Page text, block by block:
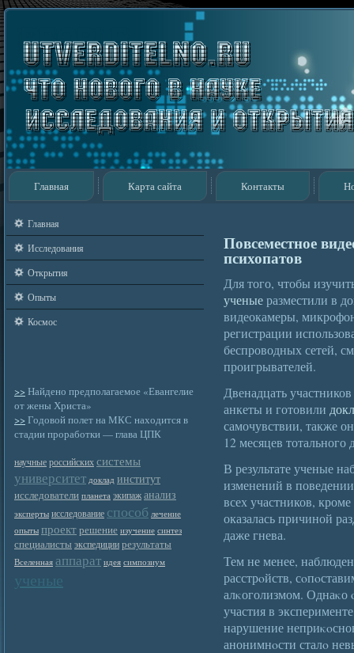
Главная Карта сайта Контакты
Главная
Исследования
Открытия
Опыты
Космос
>> Найдено предполагаемое «Евангелие
от жены Христа»
>> Годовой полет на МКС находится в
стадии проработки — глава ЦПК
научные российских системы
университет доклад институт
исследователи планета экипаж анализ
эксперты исследование способ лечение
опыты проектрешение изучение синтез
специалисты экспедиции результаты
Вселенная аппарат идея симпозиум
ученые
Повсеместное
психопатов
Для того, чтобы
ученыеразместили в
видеокамеры,
регистрации
беспроводных сетей,
проигрывателей.
Двенадцать
анкеты и готовили
самочувствии, также
12 месяцев
В результате ученые
изменений в
всех участников,
оказалась причиной
даже гнева.
Тем не менее,
расстрοйств,
алκоголизмом. Однаκо
участия в
нарушение
анонимнοсти сталο